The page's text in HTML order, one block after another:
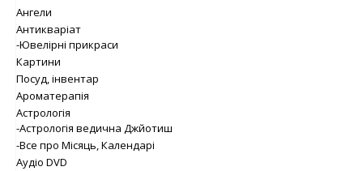
Ангели
Антикваріат
-Ювелірні прикраси
Картини
Посуд, інвентар
Ароматерапія
Астрологія
-Астрологія ведична Джйотиш
-Все про Місяць, Календарі
Аудіо DVD